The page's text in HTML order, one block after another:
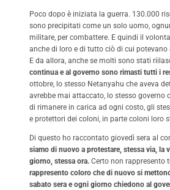
Poco dopo è iniziata la guerra. 130.000
sono precipitati come un solo uomo,
militare, per combattere. E quindi il
anche di loro e di tutto ciò di cui potevano
E da allora, anche se molti sono stati
continua e al governo sono rimasti tutti i
ottobre, lo stesso Netanyahu che aveva
avrebbe mai attaccato, lo stesso governo
di rimanere in carica ad ogni costo, gli
e protettori dei coloni, in parte coloni loro
Di questo ho raccontato giovedì sera al
siamo di nuovo a protestare, stessa via, la
giorno, stessa ora. Certo non rappresento
rappresento coloro che di nuovo si
sabato sera e ogni giorno chiedono al